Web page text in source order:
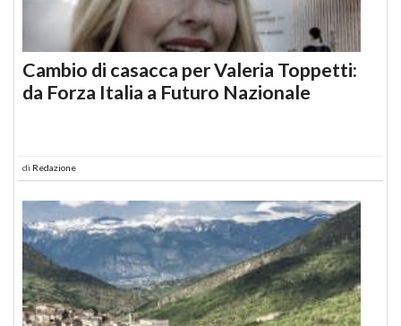
Cambio di casacca per Valeria Toppetti:
da Forza Italia a Futuro Nazionale
di Redazione